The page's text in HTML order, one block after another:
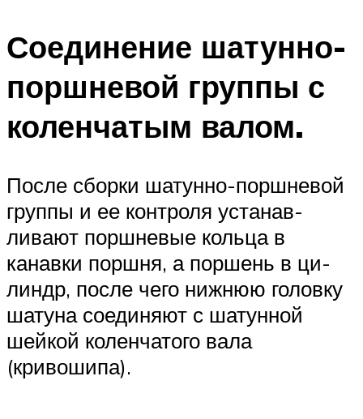
Соединение шатунно-
поршневой группы с
коленчатым валом.
После сборки шатунно-поршневой
группы и ее контроля устанав­
ливают поршневые кольца в
канавки поршня, а поршень в ци­
линдр, после чего нижнюю головку
шатуна соединяют с шатунной
шейкой коленчатого вала
(кривошипа).